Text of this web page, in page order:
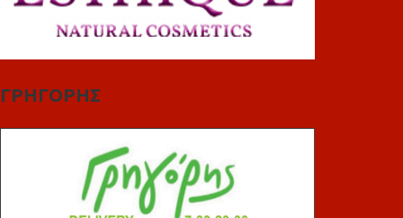
ΓΡΗΓΟΡΗΣ